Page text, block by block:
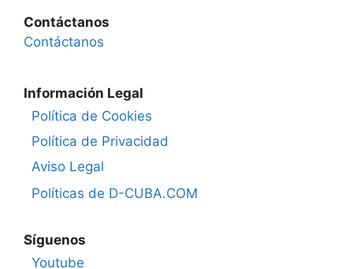
Contáctanos
Contáctanos
Información Legal
Política de Cookies
Política de Privacidad
Aviso Legal
Políticas de D-CUBA.COM
Síguenos
Youtube